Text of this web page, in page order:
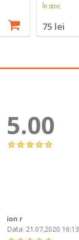
În stoc
75 lei
5.00
ion r
Data: 21.07.2020 16:13